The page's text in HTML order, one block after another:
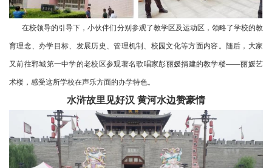
在校领导的引导下，小伙伴们分别参观了教学区及运动区，领略了学校的教
育理念、办学目标、发展历史、管理机制、校园文化等方面内容。随后，大家
又前往郓城第一中学的老校区参观著名歌唱家彭丽媛捐建的教学楼——丽媛艺
术楼，感受这所学校在声乐方面的办学特色。
水浒故里见好汉 黄河水边赞豪情